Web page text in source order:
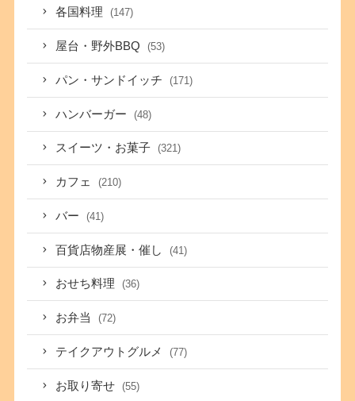
各国料理 (147)
屋台・野外BBQ (53)
パン・サンドイッチ (171)
ハンバーガー (48)
スイーツ・お菓子 (321)
カフェ (210)
バー (41)
百貨店物産展・催し (41)
おせち料理 (36)
お弁当 (72)
テイクアウトグルメ (77)
お取り寄せ (55)